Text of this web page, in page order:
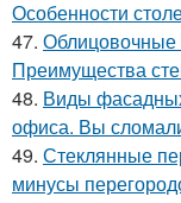
Особенности
47. Облицовочные
Преимущества
48. Виды
офиса. Вы
49. Стеклянные
минусы